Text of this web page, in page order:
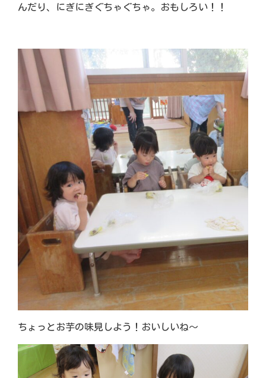
んだり、にぎにぎぐちゃぐちゃ。おもしろい！！
ちょっとお芋の味見しよう！おいしいね～